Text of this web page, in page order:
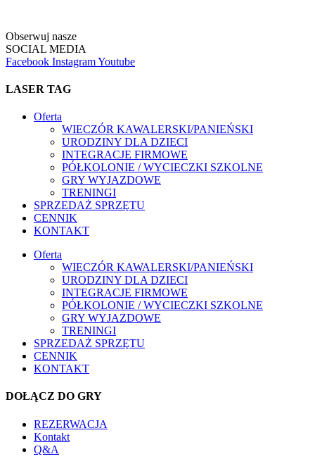
Obserwuj nasze
SOCIAL MEDIA
Facebook InstagramYoutube
LASER TAG
Oferta
WIECZÓR KAWALERSKI/PANIEŃSKI
URODZINY DLA DZIECI
INTEGRACJE FIRMOWE
PÓŁKOLONIE / WYCIECZKI SZKOLNE
GRY WYJAZDOWE
TRENINGI
SPRZEDAŻ SPRZĘTU
CENNIK
KONTAKT
Oferta
WIECZÓR KAWALERSKI/PANIEŃSKI
URODZINY DLA DZIECI
INTEGRACJE FIRMOWE
PÓŁKOLONIE / WYCIECZKI SZKOLNE
GRY WYJAZDOWE
TRENINGI
SPRZEDAŻ SPRZĘTU
CENNIK
KONTAKT
DOŁĄCZ DO GRY
REZERWACJA
Kontakt
Q&A